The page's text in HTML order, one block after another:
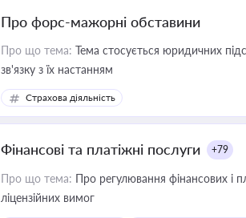
Про форс-мажорні обставини
Про що тема: Тема стосується юридичних
зв'язку з їх настанням
Страхова діяльність
Фінансові та платіжні послуги +79
Про що тема: Про регулювання фінансових і платіжних послуг, управління
ліцензійних вимог